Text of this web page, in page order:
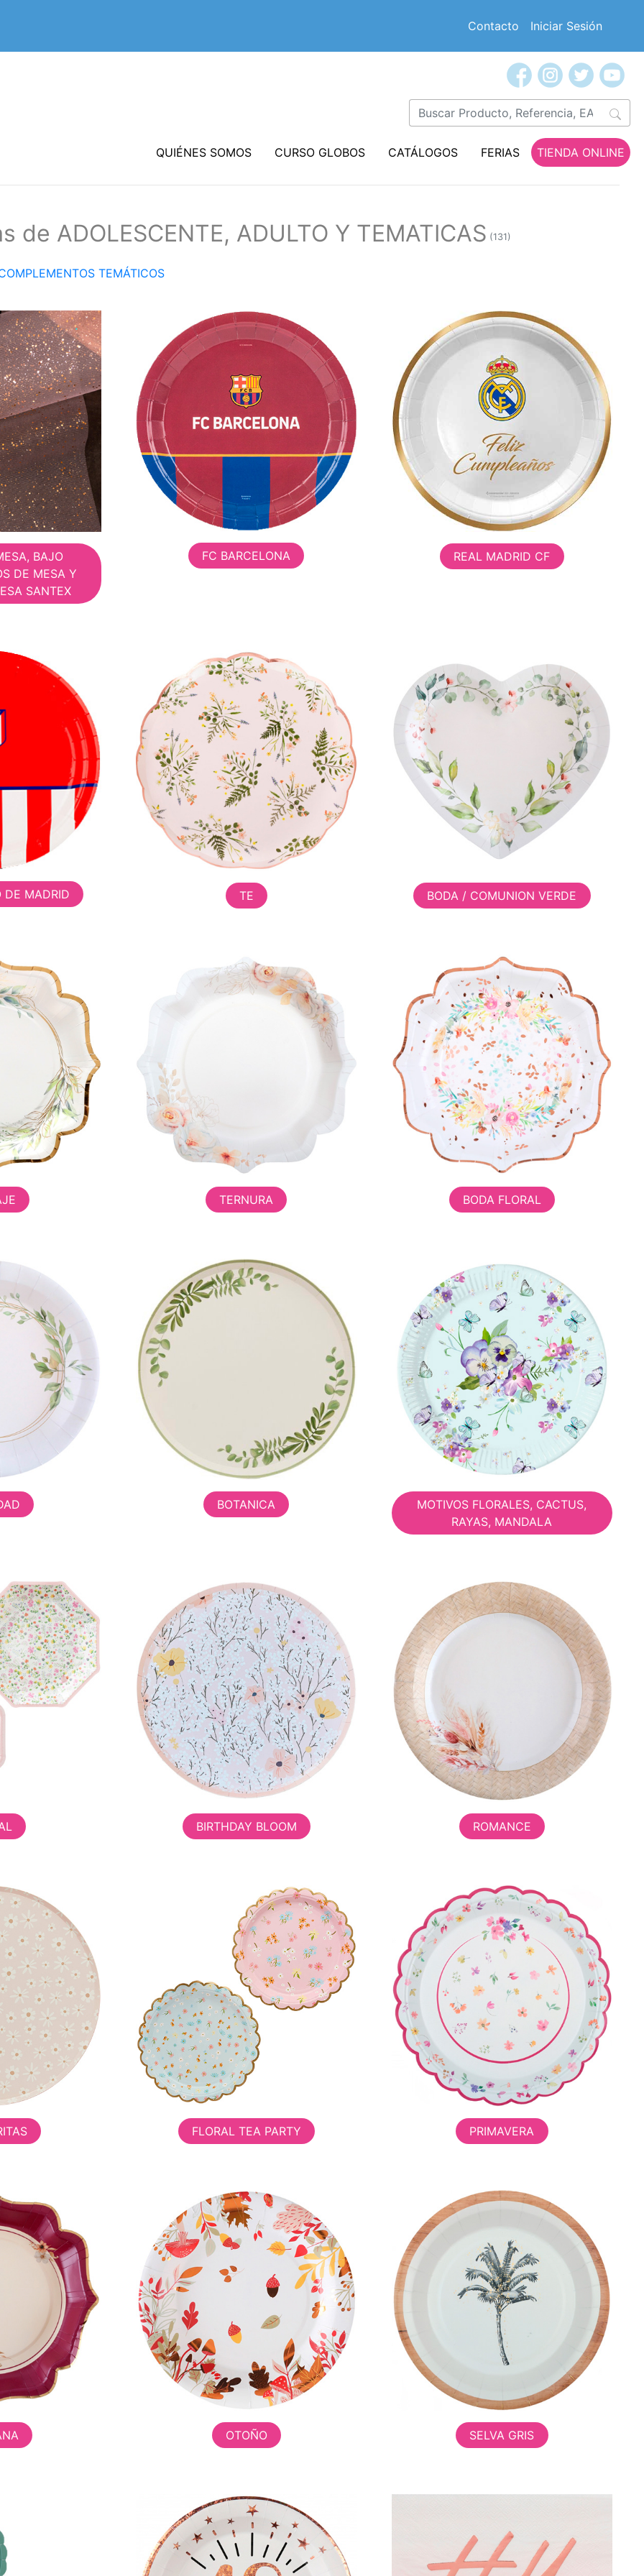
Contacto Iniciar Sesión
QUIÉNES SOMOS CURSO GLOBOS CATÁLOGOS FERIAS TIENDA ONLINE
de ADOLESCENTE, ADULTO Y TEMATICAS (131)
TEMÁTICOS
BAJO
DE MESA Y
SANTEX
FC BARCELONA REAL MADRID CF
DE MADRID TE BODA / COMUNION VERDE
TERNURA BODA FLORAL
BOTANICA
MOTIVOS FLORALES, CACTUS,
RAYAS, MANDALA
BIRTHDAY BLOOM ROMANCE
FLORAL TEA PARTY PRIMAVERA
OTOÑO SELVA GRIS